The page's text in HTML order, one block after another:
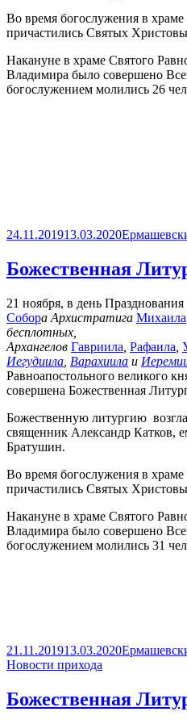
Во время богослужения в храме
причастились Святых
Накануне в храме Святого
Владимира было совершено
богослужением молились 26
Опубликовано
24.11.201913.03.2020Автор
Божественная
21 ноября, в день Празднования
Собора Архистратига Михаила
бесплотных,
Архангелов Гавриила Рафаила
Иегудиила Варахиила и
Равноапостольного великого
совершена Божественная
Божественную литургию
священник Александр Катков,
Братушин.
Во время богослужения в храме
причастились Святых
Накануне в храме Святого
Владимира было совершено
богослужением молились 31
Опубликовано
21.11.201913.03.2020Автор
Новости прихода
Божественная